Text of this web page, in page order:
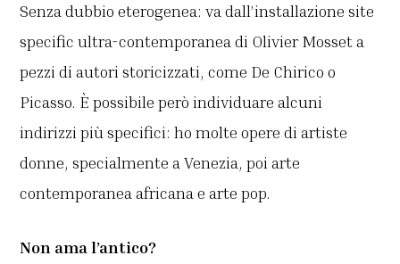
Senza dubbio eterogenea: va dall’installazione site
specific ultra-contemporanea di Olivier Mosset a
pezzi di autori storicizzati, come De Chirico o
Picasso. È possibile però individuare alcuni
indirizzi più specifici: ho molte opere di artiste
donne, specialmente a Venezia, poi arte
contemporanea africana e arte pop.
Non ama l’antico?